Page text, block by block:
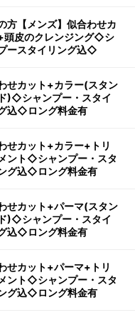
方【メンズ】似合わせカ
頭皮のクレンジング◇シ
ースタイリング込◇
せカット+カラー(スタン
)◇シャンプー・スタイ
込◇ロング料金有
せカット+カラー+トリ
ント◇シャンプー・スタ
グ込◇ロング料金有
せカット+パーマ(スタン
)◇シャンプー・スタイ
込◇ロング料金有
せカット+パーマ+トリ
ント◇シャンプー・スタ
グ込◇ロング料金有